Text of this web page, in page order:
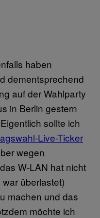
haben
dementsprechend
auf der Wahlparty
in Berlin gestern
sollte ich
Live-Ticker
wegen
W-LAN hat nicht
überlastet)
machen und das
möchte ich